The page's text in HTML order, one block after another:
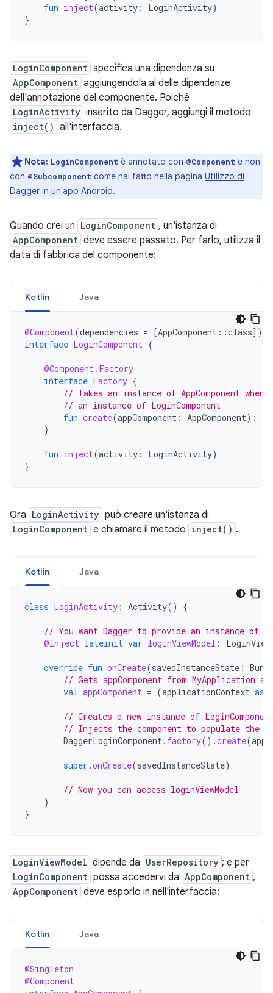
fun inject(activity : LoginActivity)
}
LoginComponent specifica una dipendenza su
AppComponent aggiungendola al delle dipendenze
dell'annotazione del componente. Poiché
LoginActivity inserito da Dagger, aggiungi il metodo
inject() all'interfaccia.
Nota: LoginComponent è annotato con @Component e non
con @Subcomponent come hai fatto nella pagina Utilizzo di
Dagger in un'app Android.
Quando crei un LoginComponent , un'istanza di
AppComponent deve essere passato. Per farlo, utilizza il
data di fabbrica del componente:
Kotlin Java
@Component(dependencies = [AppComponent ::class] )
interface LoginComponent {
@Component.Factory
interface Factory {
// Takes an instance of AppComponent when
// an instance of LoginComponent
fun create(appComponent : AppComponent):
}
fun inject(activity : LoginActivity)
}
Ora LoginActivity può creare un'istanza di
LoginComponent e chiamare il metodo inject() .
Kotlin Java
class LoginActivity : Activity() {
// You want Dagger to provide an instance of
@Inject lateinit var loginViewModel :
override fun onCreate(savedInstanceState :
// Gets appComponent from MyApplication
val appComponent = (applicationContext as
// Creates a new instance of
// Injects the component to populate the
DaggerLoginComponent . factory().create(
super .onCreate(savedInstanceState)
// Now you can access loginViewModel
}
}
LoginViewModel dipende da UserRepository ; e per
LoginComponent possa accedervi da AppComponent ,
AppComponent deve esporlo in nell'interfaccia:
Kotlin Java
@Singleton
@Component